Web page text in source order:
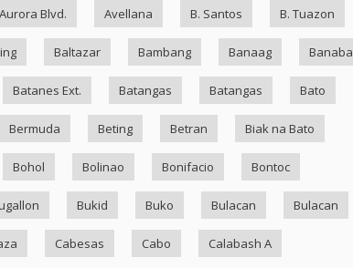
Aurora Blvd. Avellana B. Santos B. Tuazon
Baltazar Bambang Banaag Banaba
Batanes Ext. Batangas Batangas Bato
Bermuda Beting Betran Biak na Bato
Bohol Bolinao Bonifacio Bontoc
Bukid Buko Bulacan Bulacan
Cabesas Cabo Calabash A